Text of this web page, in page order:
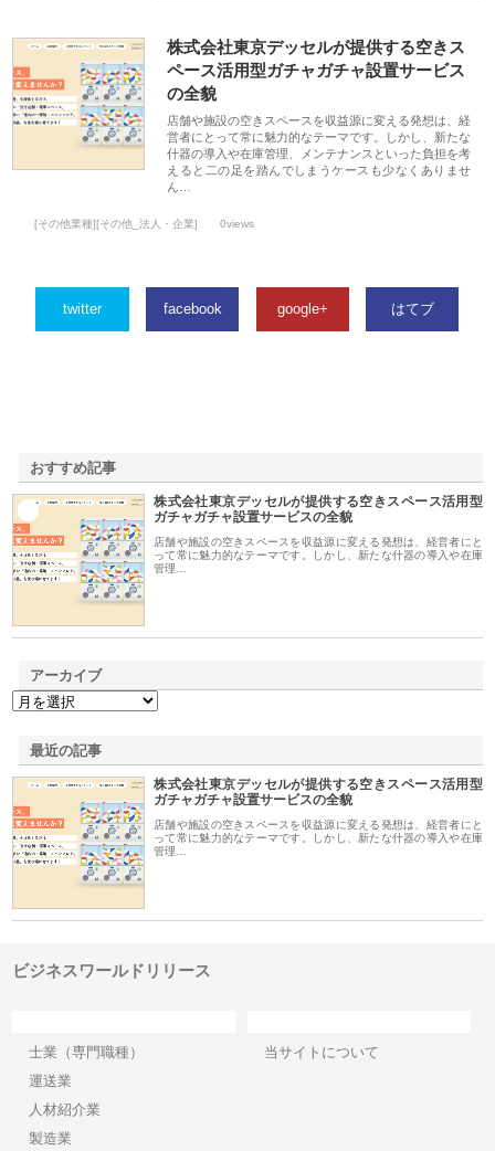
株式会社東京デッセルが提供する空きス
ペース活用型ガチャガチャ設置サービス
の全貌
店舗や施設の空きスペースを収益源に変える発想は、経
営者にとって常に魅力的なテーマです。しかし、新たな
什器の導入や在庫管理、メンテナンスといった負担を考
えると二の足を踏んでしまうケースも少なくありませ
ん…
[その他業種][その他_法人・企業] 0views
twitter facebook google+ はてブ
おすすめ記事
株式会社東京デッセルが提供する空きスペース活用型
ガチャガチャ設置サービスの全貌
店舗や施設の空きスペースを収益源に変える発想は、経営者にと
って常に魅力的なテーマです。しかし、新たな什器の導入や在庫
管理…
アーカイブ
最近の記事
株式会社東京デッセルが提供する空きスペース活用型
ガチャガチャ設置サービスの全貌
店舗や施設の空きスペースを収益源に変える発想は、経営者にと
って常に魅力的なテーマです。しかし、新たな什器の導入や在庫
管理…
ビジネスワールドリリース
士業（専門職種）
運送業
人材紹介業
製造業
当サイトについて